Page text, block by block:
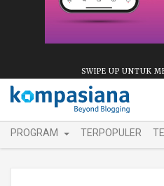
SWIPE UP UNTUK
PROGRAM TERPOPULER